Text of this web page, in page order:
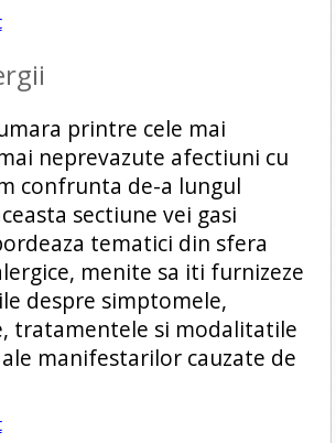
printre cele mai
neprevazute afectiuni cu
confrunta de-a lungul
sectiune vei gasi
tematici din sfera
menite sa iti furnizeze
despre simptomele,
tratamentele si modalitatile
manifestarilor cauzate de